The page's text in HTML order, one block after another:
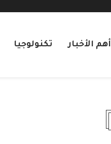
أهم الأخبار تكنولوجيا